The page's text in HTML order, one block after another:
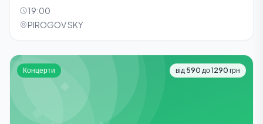
19:00
PIROGOV SKY
Концерти від 590 до 1290 грн